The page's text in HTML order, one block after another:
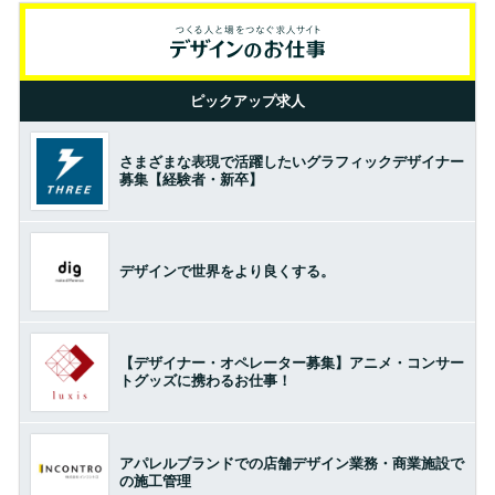
ピックアップ求人
さまざまな表現で活躍したいグラフィックデザイナー
募集【経験者・新卒】
デザインで世界をより良くする。
【デザイナー・オペレーター募集】アニメ・コンサー
トグッズに携わるお仕事！
アパレルブランドでの店舗デザイン業務・商業施設で
の施工管理